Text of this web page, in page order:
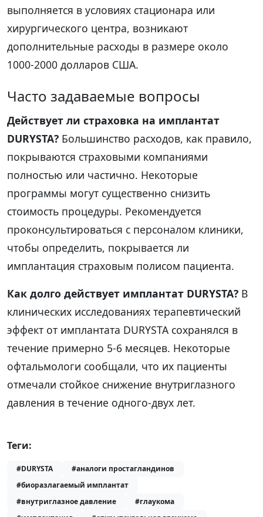
выполняется в условиях стационара или
хирургического центра, возникают
дополнительные расходы в размере около
1000-2000 долларов США.
Часто задаваемые вопросы
Действует ли страховка на имплантат
DURYSTA? Большинство расходов, как правило,
покрываются страховыми компаниями
полностью или частично. Некоторые
программы могут существенно снизить
стоимость процедуры. Рекомендуется
проконсультироваться с персоналом клиники,
чтобы определить, покрывается ли
имплантация страховым полисом пациента.
Как долго действует имплантат DURYSTA? В
клинических исследованиях терапевтический
эффект от имплантата DURYSTA сохранялся в
течение примерно 5-6 месяцев. Некоторые
офтальмологи сообщали, что их пациенты
отмечали стойкое снижение внутриглазного
давления в течение одного-двух лет.
Теги:
#DURYSTA
#аналоги простагландинов
#биоразлагаемый имплантат
#внутриглазное давление
#глаукома